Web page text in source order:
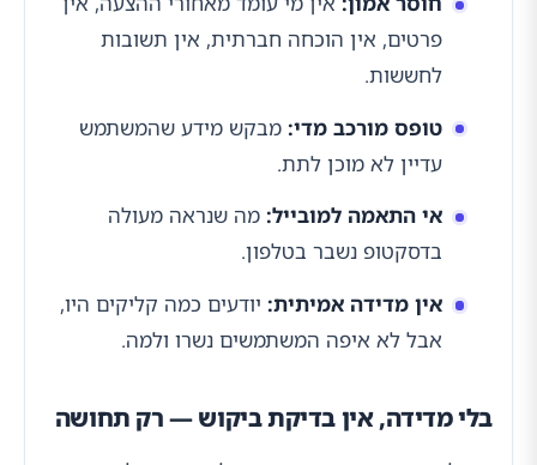
פרטים, אין הוכחה חברתית, אין תשובות
לחששות.
טופס מורכב מדי: מבקש מידע שהמשתמש
עדיין לא מוכן לתת.
אי התאמה למובייל: מה שנראה מעולה
בדסקטופ נשבר בטלפון.
אין מדידה אמיתית: יודעים כמה קליקים היו,
אבל לא איפה המשתמשים נשרו ולמה.
בלי מדידה, אין בדיקת ביקוש — רק תחושה